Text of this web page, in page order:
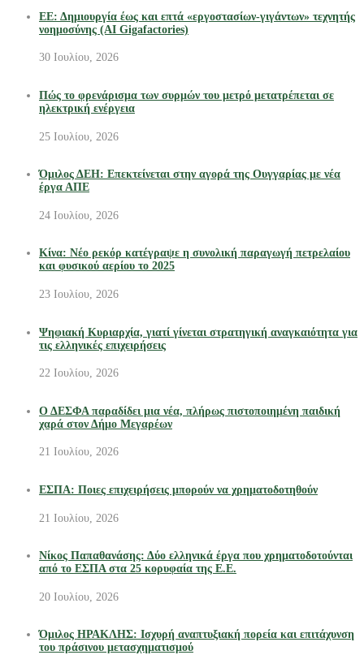
ΕΕ: Δημιουργία έως και επτά «εργοστασίων-γιγάντων» τεχνητής
νοημοσύνης (AI Gigafactories)
30 Ιουλίου, 2026
Πώς το φρενάρισμα των συρμών του μετρό μετατρέπεται σε
ηλεκτρική ενέργεια
25 Ιουλίου, 2026
Όμιλος ΔΕΗ: Επεκτείνεται στην αγορά της Ουγγαρίας με νέα
έργα ΑΠΕ
24 Ιουλίου, 2026
Κίνα: Νέο ρεκόρ κατέγραψε η συνολική παραγωγή πετρελαίου
και φυσικού αερίου το 2025
23 Ιουλίου, 2026
Ψηφιακή Κυριαρχία, γιατί γίνεται στρατηγική αναγκαιότητα για
τις ελληνικές επιχειρήσεις
22 Ιουλίου, 2026
Ο ΔΕΣΦΑ παραδίδει μια νέα, πλήρως πιστοποιημένη παιδική
χαρά στον Δήμο Μεγαρέων
21 Ιουλίου, 2026
ΕΣΠΑ: Ποιες επιχειρήσεις μπορούν να χρηματοδοτηθούν
21 Ιουλίου, 2026
Νίκος Παπαθανάσης: Δύο ελληνικά έργα που χρηματοδοτούνται
από το ΕΣΠΑ στα 25 κορυφαία της Ε.Ε.
20 Ιουλίου, 2026
Όμιλος ΗΡΑΚΛΗΣ: Ισχυρή αναπτυξιακή πορεία και επιτάχυνση
του πράσινου μετασχηματισμού